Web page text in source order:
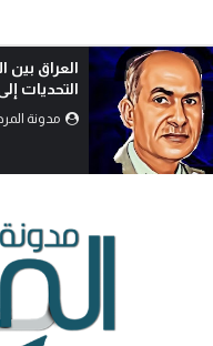
الوطنجية…
مدونة